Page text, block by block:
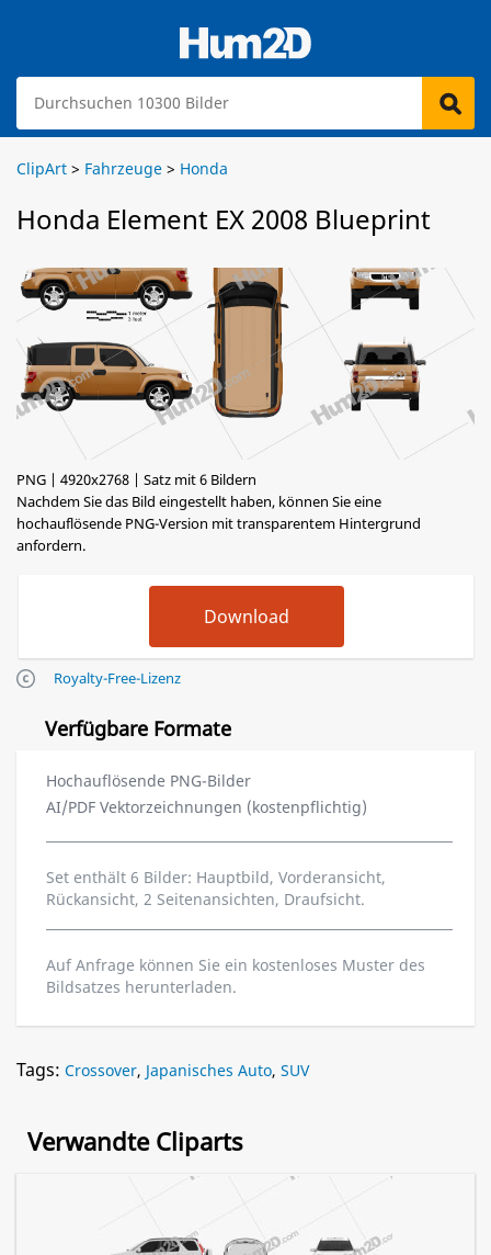
ClipArt > Fahrzeuge > Honda
Honda Element EX 2008 Blueprint
PNG | 4920x2768 | Satz mit 6 Bildern
Nachdem Sie das Bild eingestellt haben, können Sie eine
hochauflösende PNG-Version mit transparentem Hintergrund
anfordern.
Royalty-Free-Lizenz
Verfügbare Formate
Hochauflösende PNG-Bilder
AI/PDF Vektorzeichnungen (kostenpflichtig)
Set enthält 6 Bilder: Hauptbild, Vorderansicht,
Rückansicht, 2 Seitenansichten, Draufsicht.
Auf Anfrage können Sie ein kostenloses Muster des
Bildsatzes herunterladen.
Tags: Crossover, Japanisches Auto, SUV
Verwandte Cliparts